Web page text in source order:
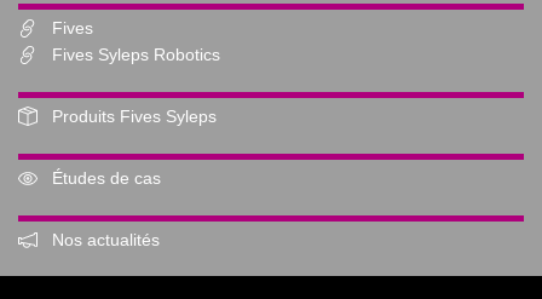
Fives
Fives Syleps Robotics
Produits Fives Syleps
Études de cas
Nos actualités